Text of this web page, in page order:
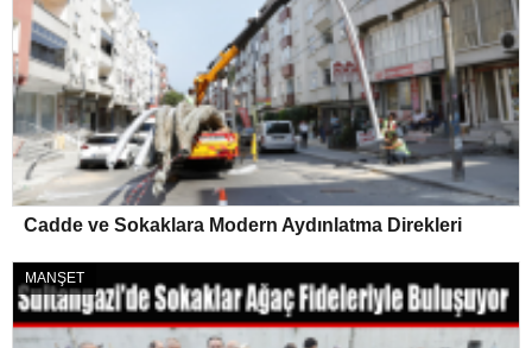
Cadde ve Sokaklara Modern Aydınlatma Direkleri
MANŞET